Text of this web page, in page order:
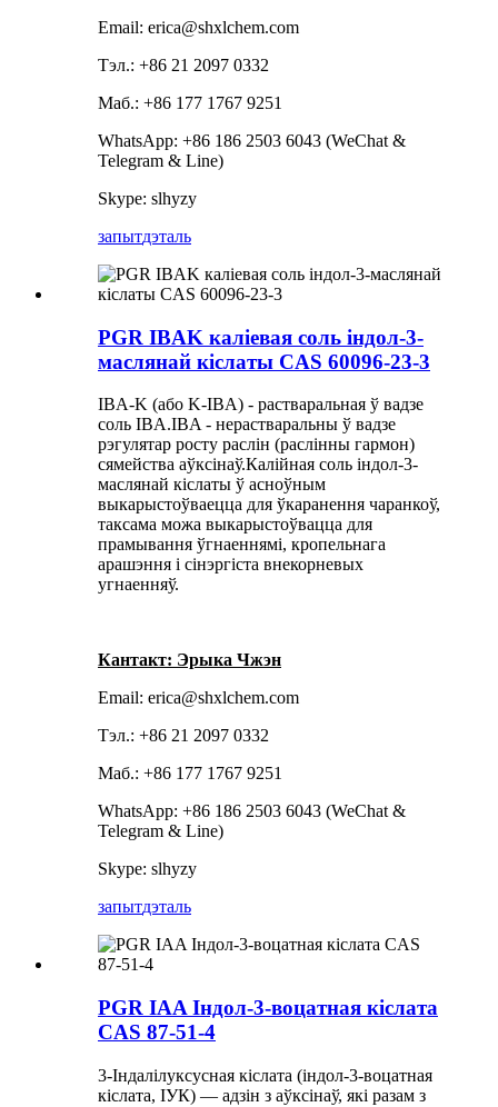
Email: erica@shxlchem.com
Тэл.: +86 21 2097 0332
Маб.: +86 177 1767 9251
WhatsApp: +86 186 2503 6043 (WeChat &
Telegram & Line)
Skype: slhyzy
запытдэталь
PGR IBAK каліевая соль індол-3-
маслянай кіслаты CAS 60096-23-3
IBA-K (або K-IBA) - растваральная ў вадзе
соль IBA.IBA - нерастваральны ў вадзе
рэгулятар росту раслін (раслінны гармон)
сямейства аўксінаў.Калійная соль індол-3-
маслянай кіслаты ў асноўным
выкарыстоўваецца для ўкаранення чаранкоў,
таксама можа выкарыстоўвацца для
прамывання ўгнаеннямі, кропельнага
арашэння і сінэргіста внекорневых
угнаенняў.
Кантакт: Эрыка Чжэн
Email: erica@shxlchem.com
Тэл.: +86 21 2097 0332
Маб.: +86 177 1767 9251
WhatsApp: +86 186 2503 6043 (WeChat &
Telegram & Line)
Skype: slhyzy
запытдэталь
PGR IAA Індол-3-воцатная кіслата
CAS 87-51-4
3-Індалілуксусная кіслата (індол-3-воцатная
кіслата, ІУК) — адзін з аўксінаў, які разам з